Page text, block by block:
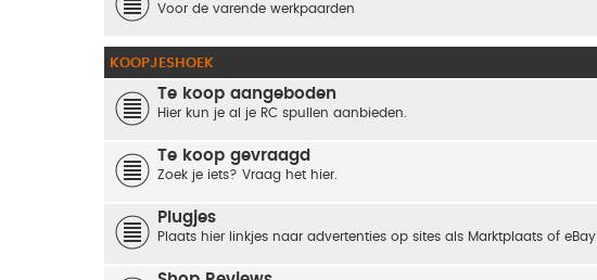
Voor de varende werkpaarden
KOOPJESHOEK
Te koop aangeboden
Hier kun je al je RC spullen aanbieden.
Te koop gevraagd
Zoek je iets? Vraag het hier.
Plugjes
Plaats hier linkjes naar advertenties op sites als Marktplaats of eBay.